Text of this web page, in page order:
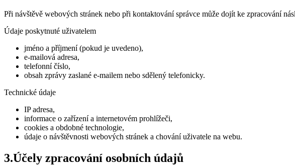
Při návštěvě webových stránek nebo při kontaktování správce může dojít ke zpracování
Údaje poskytnuté uživatelem
jméno a příjmení (pokud je uvedeno),
e-mailová adresa,
telefonní číslo,
obsah zprávy zaslané e-mailem nebo sdělený telefonicky.
Technické údaje
IP adresa,
informace o zařízení a internetovém prohlížeči,
cookies a obdobné technologie,
údaje o návštěvnosti webových stránek a chování uživatele na webu.
3.Účely zpracování osobních údajů